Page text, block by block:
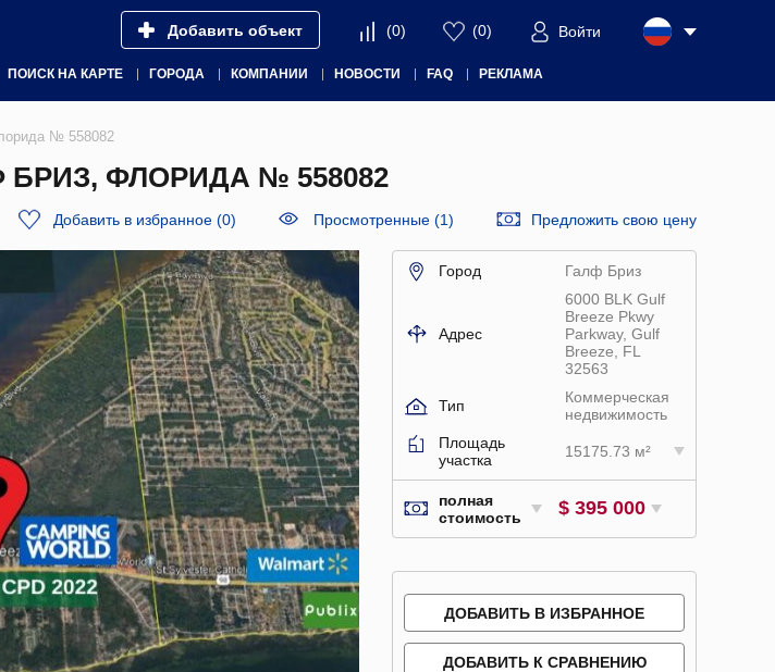
Добавить объект (0) (0) Войти
ПОИСК НА КАРТЕ ГОРОДА КОМПАНИИ НОВОСТИ FAQ РЕКЛАМА
№ 558082
ФЛОРИДА № 558082
Добавить в избранное (0) Просмотренные (1) Предложить свою цену
Город Галф Бриз
Адрес
6000 BLK Gulf
Breeze Pkwy
Parkway, Gulf
Breeze, FL
32563
Тип
Коммерческая
недвижимость
Площадь
участка
15175.73 м²
полная
стоимость
$ 395 000
ДОБАВИТЬ В ИЗБРАННОЕ
ДОБАВИТЬ К СРАВНЕНИЮ